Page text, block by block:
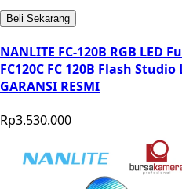
Beli Sekarang
NANLITE FC-120B RGB
FC120C FC 120B Flash
GARANSI RESMI
Rp3.530.000